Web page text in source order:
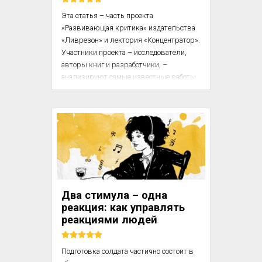
Эта статья – часть проекта
«Развивающая критика» издательства
«Ливрезон» и лектория «Концентратор».
Участники проекта – исследователи,
авторы книг и разработчики, –
анализируют самые известные работы
в своей области, указывают на то, что в
можно было бы исправить ошибки. В
этой статье психолог и психодиагност
Ольга Уколова критикует
«Энциклопедию признаков и
интерпретаций в проективном
рисовании и арт-терапии» Л. Д.
«Энциклопедия признаков и
интерпретаций в проективном
рисовании» – чуть ли не единственн...
Два стимула – одна
реакция: как управлять
реакциями людей
Подготовка солдата частично состоит в